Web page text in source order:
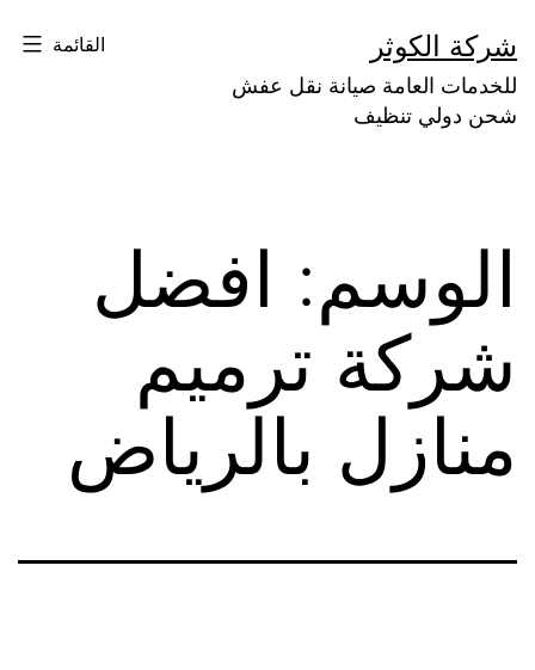
إلى
المحتوى
شركة الكوثر
للخدمات العامة صيانة نقل عفش
شحن دولي تنظيف
القائمة
الوسم: افضل
شركة ترميم
منازل بالرياض